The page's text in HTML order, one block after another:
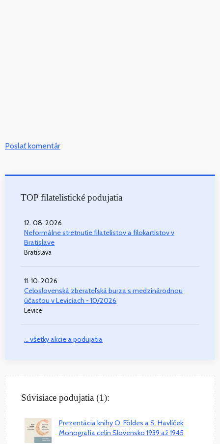
Poslať komentár
TOP filatelistické podujatia
12. 08. 2026
Neformálne stretnutie filatelistov a filokartistov v
Bratislave
Bratislava
11. 10. 2026
Celoslovenská zberateľská burza s medzinárodnou
účasťou v Leviciach - 10/2026
Levice
... všetky akcie a podujatia
Súvisiace podujatia (1):
Prezentácia knihy O. Földes a S. Havlíček:
Monografia celín Slovensko 1939 až 1945